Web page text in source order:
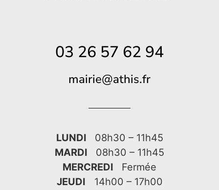
03 26 57 62 94
mairie@athis.fr
LUNDI
08h30 – 11h45
MARDI
08h30 – 11h45
MERCREDI
Fermée
JEUDI 14h00 – 17h00